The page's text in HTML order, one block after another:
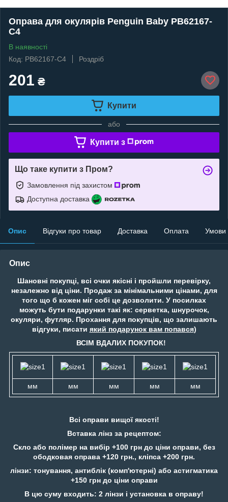
Оправа для окулярів Penguin Baby PB62167-
C4
В наявності
Код: PB62167-C4
Роздріб
201 ₴
Купити
або
Купити з
Що таке купити з Пром?
Замовлення під захистом
Доступна доставка
Опис Відгуки про товар Доставка Оплата Умови
Опис
Шановні покупці, всі очки якісні і пройшли перевірку,
незалежно від ціни. Продаж за мінімальними цінами, для
того що б кожен міг собі це дозволити. У посилках
можуть бути подарунки такі як: серветка, шнурочок,
окуляри, футляр. Прохання для покупців, що залишають
відгуки, писати який подарунок вам попався)
ВСІМ ВДАЛИХ ПОКУПОК!
мм мм мм мм мм
Всі оправи вищої якості!
Вставка лінз за рецептом:
Скло або полімер на вибір +100 грн до ціни оправи, без
ободковая оправа +120 грн., кліпса +200 грн.
лінзи: тонування, антиблік (комп'ютерні) або астигматика
+150 грн до ціни оправи
В цю суму входить: 2 лінзи і установка в оправу!